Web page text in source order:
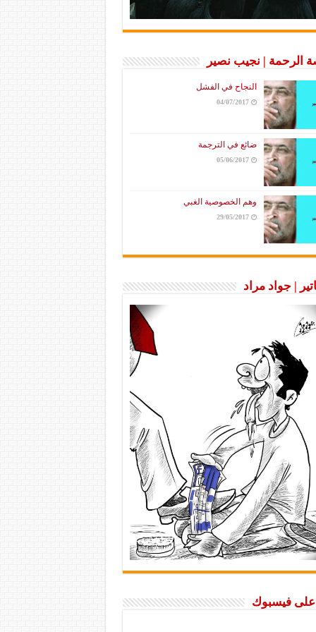
الرحمة | نجيب نصير
النجاح في الفشل
04/07/2017
ضائع في الترجمة
05/06/2017
وهم الخصوصية الغبي
29/05/2017
| جواد مراد
على فيسبوك